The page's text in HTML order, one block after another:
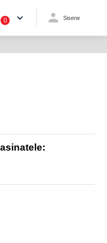
0 Sisene